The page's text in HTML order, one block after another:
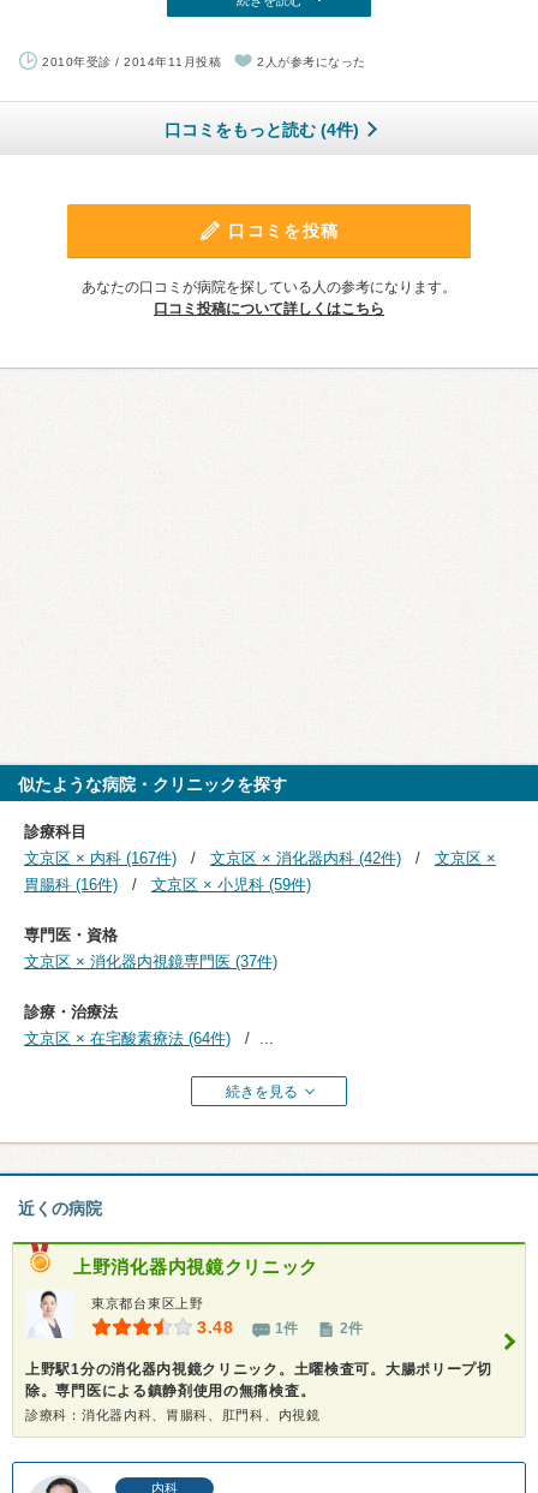
2010年受診 / 2014年11月投稿 2人が参考になった
口コミをもっと読む (4件)
口コミを投稿
あなたの口コミが病院を探している人の参考になります。
口コミ投稿について詳しくはこちら
似たような病院・クリニックを探す
診療科目
文京区 × 内科 (167件)
文京区 × 消化器内科 (42件)
文京区 ×
胃腸科 (16件)
文京区 × 小児科 (59件)
専門医・資格
文京区 × 消化器内視鏡専門医 (37件)
診療・治療法
文京区 × 在宅酸素療法 (64件)
...
続きを見る
近くの病院
上野消化器内視鏡クリニック
東京都台東区上野
3.48 1件 2件
上野駅1分の消化器内視鏡クリニック。土曜検査可。大腸ポリープ切
除。専門医による鎮静剤使用の無痛検査。
診療科：消化器内科、胃腸科、肛門科、内視鏡
内科